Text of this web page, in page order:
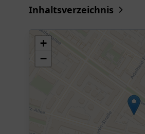
Inhaltsverzeichnis
+
−